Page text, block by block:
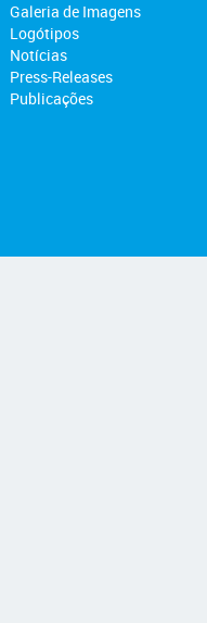
Galeria de Imagens
Logótipos
Notícias
Press-Releases
Publicações